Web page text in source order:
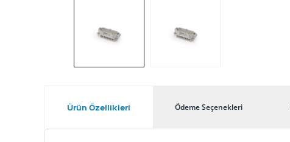
Ürün Özellikleri Ödeme Seçenekleri